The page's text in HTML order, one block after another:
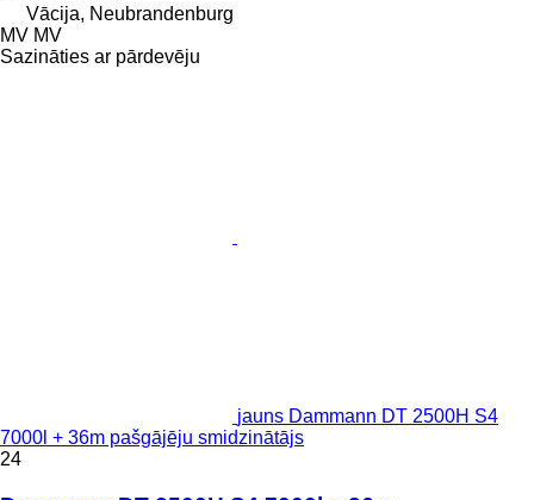
Vācija, Neubrandenburg
MV MV
Sazināties ar pārdevēju
jauns Dammann DT 2500H S4
7000l + 36m pašgājēju smidzinātājs
24